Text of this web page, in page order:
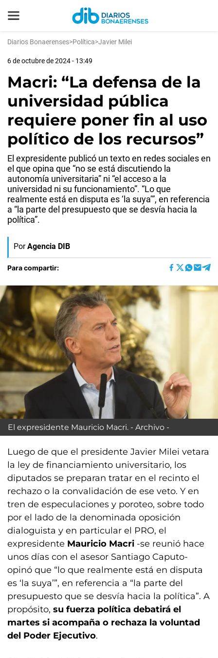
Diarios Bonaerenses>Política>Javier Milei
6 de octubre de 2024 - 13:49
Macri: “La defensa de la
universidad pública
requiere poner fin al uso
político de los recursos”
El expresidente publicó un texto en redes sociales en
el que opina que “no se está discutiendo la
autonomía universitaria” ni “el acceso a la
universidad ni su funcionamiento”. “Lo que
realmente está en disputa es ‘la suya’”, en referencia
a “la parte del presupuesto que se desvía hacia la
política”.
Por Agencia DIB
Para compartir:
El expresidente Mauricio Macri. - Archivo -
Luego de que el presidente Javier Milei vetara
la ley de financiamiento universitario, los
diputados se preparan tratar en el recinto el
rechazo o la convalidación de ese veto. Y en
tren de especulaciones y poroteo, sobre todo
por el lado de la denominada oposición
dialoguista y en particular el PRO, el
expresidente Mauricio Macri -se reunió hace
unos días con el asesor Santiago Caputo-
opinó que “lo que realmente está en disputa
es ‘la suya’”, en referencia a “la parte del
presupuesto que se desvía hacia la política”. A
propósito, su fuerza política debatirá el
martes si acompaña o rechaza la voluntad
del Poder Ejecutivo.